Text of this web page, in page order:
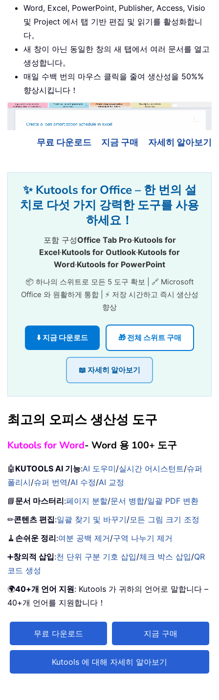
Word, Excel, PowerPoint, Publisher, Access, Visio
및 Project 에서 탭 기반 편집 및 읽기를 활성화합니
다。
새 창이 아닌 동일한 창의 새 탭에서 여러 문서를 열고
생성합니다。
매일 수백 번의 마우스 클릭을 줄여 생산성을 50%%
향상시킵니다！
무료 다운로드 지금 구매 자세히 알아보기
✨ Kutools for Office – 한 번의 설
치로 다섯 가지 강력한 도구를 사용
하세요！
포함 구성Office Tab Pro·Kutools for
Excel·Kutools for Outlook·Kutools for
Word·Kutools for PowerPoint
📦 하나의 스위트로 모든 5 도구 확보 | 🔗 Microsoft
Office 와 원활하게 통합 | ⚡ 저장 시간하고 즉시 생산성
향상
⬇️ 지금 다운로드 🎁 전체 스위트 구매
📖 자세히 알아보기
최고의 오피스 생산성 도구
Kutools for Word- Word 용 100+ 도구
🤖 KUTOOLS AI 기능:AI 도우미/실시간 어시스턴트/슈퍼
폴리시/슈퍼 번역/AI 수정/AI 교정
📘 문서 마스터리:페이지 분할/문서 병합/일괄 PDF 변환
✏콘텐츠 편집:일괄 찾기 및 바꾸기/모든 그림 크기 조정
🧹 손쉬운 정리:여분 공백 제거/구역 나누기 제거
➕창의적 삽입:천 단위 구분 기호 삽입/체크 박스 삽입/QR
코드 생성
🌍40+개 언어 지원: Kutools 가 귀하의 언어로 말합니다 –
40+개 언어를 지원합니다！
무료 다운로드 지금 구매
Kutools 에 대해 자세히 알아보기